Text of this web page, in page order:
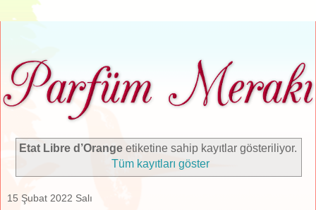
Etat Libre d’Orange etiketine sahip kayıtlar gösteriliyor.
Tüm kayıtları göster
15 Şubat 2022 Salı